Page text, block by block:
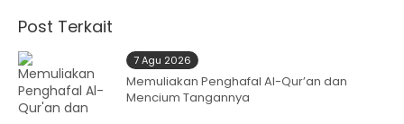
Post Terkait
7 Agu 2026
Memuliakan Penghafal Al-Qur’an dan
Mencium Tangannya